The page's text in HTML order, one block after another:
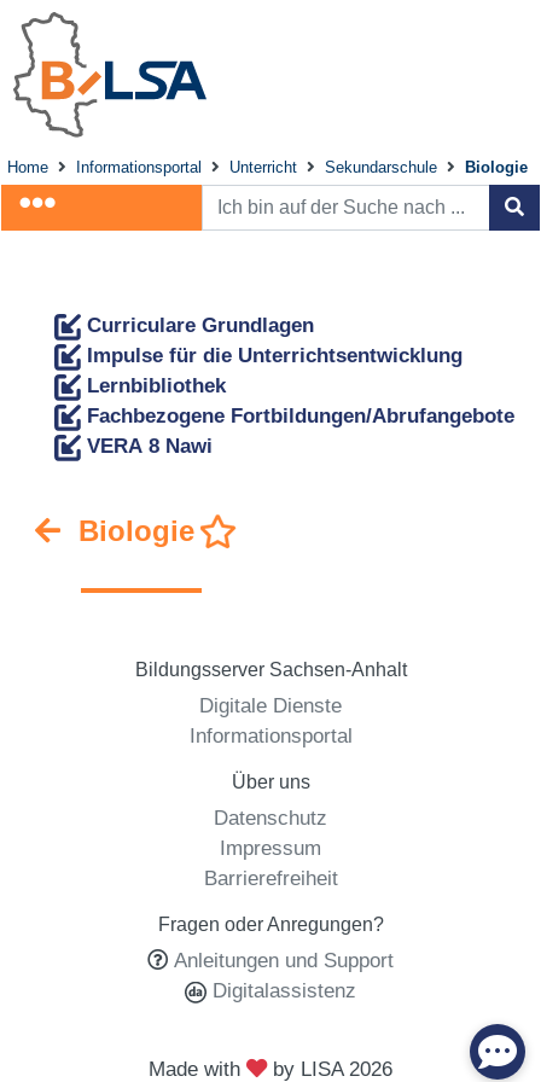
Home Informationsportal Unterricht Sekundarschule Biologie
Curriculare Grundlagen
Impulse für die Unterrichtsentwicklung
Lernbibliothek
Fachbezogene Fortbildungen/Abrufangebote
VERA 8 Nawi
Biologie
Bildungsserver Sachsen-Anhalt
Digitale Dienste
Informationsportal
Über uns
Datenschutz
Impressum
Barrierefreiheit
Fragen oder Anregungen?
Anleitungen und Support
Digitalassistenz
Made with by LISA2026